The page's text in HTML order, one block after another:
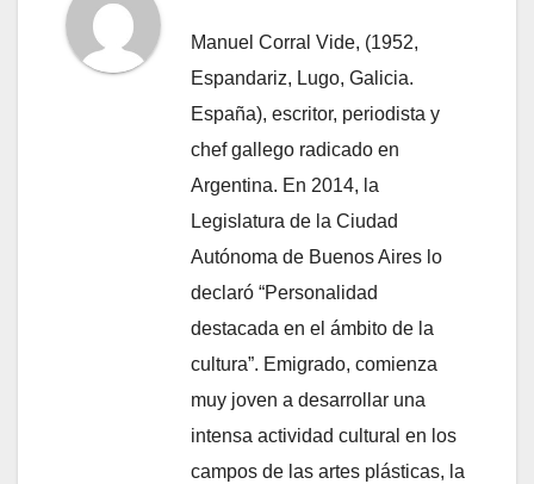
Manuel Corral Vide, (1952,
Espandariz, Lugo, Galicia.
España), escritor, periodista y
chef gallego radicado en
Argentina. En 2014, la
Legislatura de la Ciudad
Autónoma de Buenos Aires lo
declaró “Personalidad
destacada en el ámbito de la
cultura”. Emigrado, comienza
muy joven a desarrollar una
intensa actividad cultural en los
campos de las artes plásticas, la